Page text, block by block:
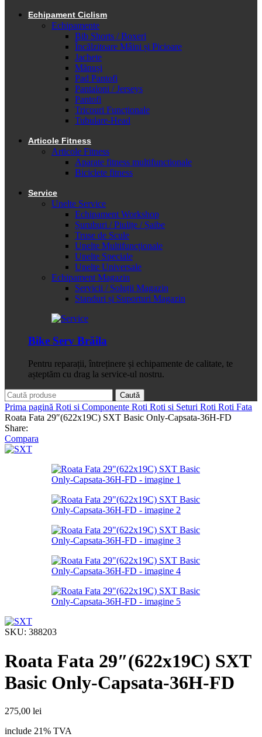
Echipament Ciclism
Echipamente
Bib Shorts / Boxeri
Încălzitoare Mâini și Picioare
Jachete
Mănuși
Pad Pantofi
Pantaloni / Jerseys
Pantofi
Tricouri Funcționale
Tubulare-Head
Articole Fitness
Articole Fitness
Aparate fitness multifunctionale
Biciclete fitness
Service
Unelte Service
Echipament Workshop
Șuruburi / Piulițe / Șaibe
Truse de Scule
Unelte Multifuncționale
Unelte Speciale
Unelte Universale
Echipament Magazin
Servicii / Soluții Magazin
Standuri și Suporturi Magazin
Bike Serv Brăila
Pentru reparații, întreținere și echipamente de calitate, te
așteptăm cu drag la service-ul nostru.
Caută
Prima pagină Roti si Componente Roti Roti si Seturi Roti Roti Fata
Roata Fata 29″(622x19C) SXT Basic Only-Capsata-36H-FD
Share:
Compara
SKU: 388203
Roata Fata 29″(622x19C) SXT
Basic Only-Capsata-36H-FD
275,00 lei
include 21% TVA